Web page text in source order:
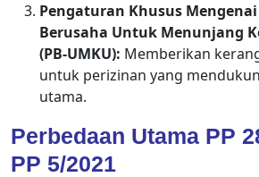
Pengaturan Khusus
Berusaha Untuk Menunjang
(PB-UMKU): Memberikan
untuk perizinan yang
utama.
Perbedaan Utama PP
PP 5/2021